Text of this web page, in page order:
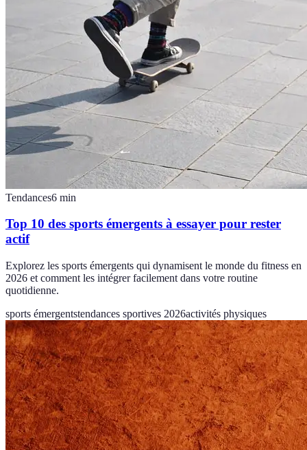
Tendances6 min
Top 10 des sports émergents à essayer pour rester
actif
Explorez les sports émergents qui dynamisent le monde du fitness en
2026 et comment les intégrer facilement dans votre routine
quotidienne.
sports émergentstendances sportives 2026activités physiques